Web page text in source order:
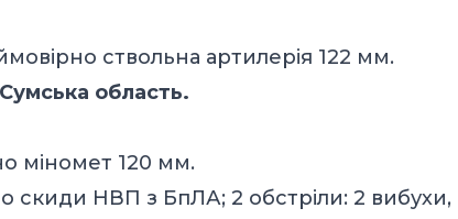
ствольна артилерія 122 мм.
Сумська область.
міномет 120 мм.
скиди НВП з БпЛА; 2 обстріли: 2 вибухи,